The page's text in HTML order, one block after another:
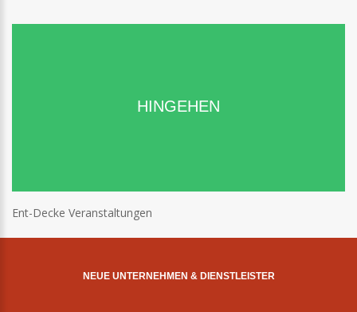
HINGEHEN
Ent-Decke Veranstaltungen
NEUE UNTERNEHMEN & DIENSTLEISTER